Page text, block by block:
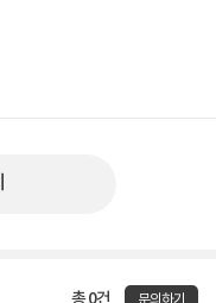
총 0건